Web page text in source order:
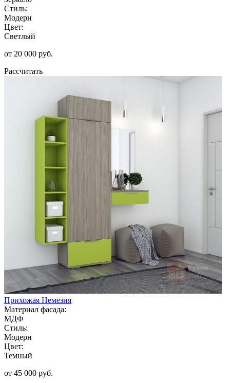
Стиль:
Модерн
Цвет:
Светлый
от 20 000 руб.
Рассчитать
Прихожая Немезия
Материал фасада:
МДФ
Стиль:
Модерн
Цвет:
Темный
от 45 000 руб.